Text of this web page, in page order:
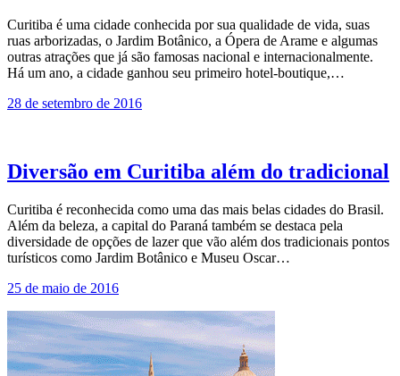
Curitiba é uma cidade conhecida por sua qualidade de vida, suas
ruas arborizadas, o Jardim Botânico, a Ópera de Arame e algumas
outras atrações que já são famosas nacional e internacionalmente.
Há um ano, a cidade ganhou seu primeiro hotel-boutique,…
28 de setembro de 2016
Diversão em Curitiba além do tradicional
Curitiba é reconhecida como uma das mais belas cidades do Brasil.
Além da beleza, a capital do Paraná também se destaca pela
diversidade de opções de lazer que vão além dos tradicionais pontos
turísticos como Jardim Botânico e Museu Oscar…
25 de maio de 2016